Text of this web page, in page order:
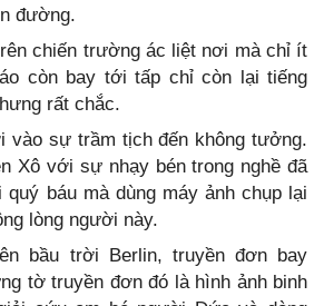
đường.
chiến trường ác liệt nơi mà chỉ ít
còn bay tới tấp chỉ còn lại tiếng
rất chắc.
vào sự trầm tịch đến không tưởng.
Xô với sự nhạy bén trong nghề đã
báu mà dùng máy ảnh chụp lại
lòng người này.
bầu trời Berlin, truyền đơn bay
tờ truyền đơn đó là hình ảnh binh